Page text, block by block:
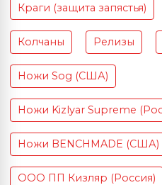
Краги (защита запястья)
Колчаны Релизы
Ножи Sog (США)
Ножи Kizlyar Supreme
Ножи BENCHMADE (США)
ООО ПП Кизляр (Россия)